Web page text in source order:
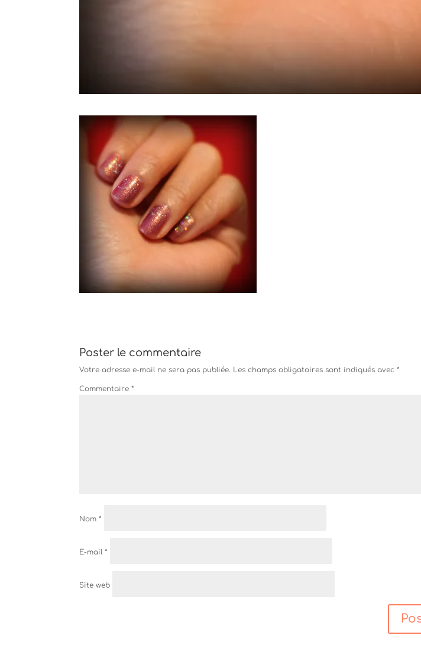
Poster le commentaire
Votre adresse e-mail ne sera pas publiée. Les champs obligatoires sont indiqués avec*
Commentaire*
Nom*
E-mail*
Site web